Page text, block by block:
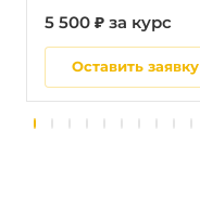
5 500 ₽ за курс
Оставить заявку